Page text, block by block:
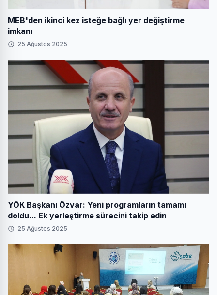
MEB'den ikinci kez isteğe bağlı yer değiştirme
imkanı
25 Ağustos 2025
YÖK Başkanı Özvar: Yeni programların tamamı
doldu... Ek yerleştirme sürecini takip edin
25 Ağustos 2025